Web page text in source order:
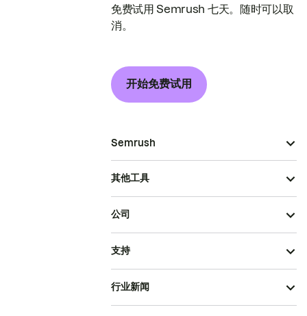
免费试用 Semrush 七天。随时可以取
消。
开始免费试用
Semrush
其他工具
公司
支持
行业新闻